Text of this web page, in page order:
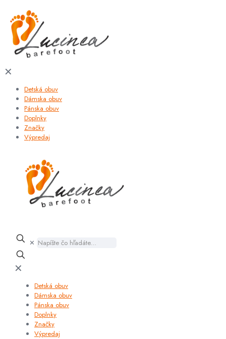
✕
Detská obuv
Dámska obuv
Pánska obuv
Doplnky
Značky
Výpredaj
✕
✕
Detská obuv
Dámska obuv
Pánska obuv
Doplnky
Značky
Výpredaj